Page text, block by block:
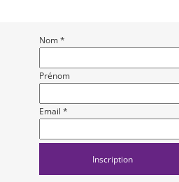
Nom *
Prénom
Email *